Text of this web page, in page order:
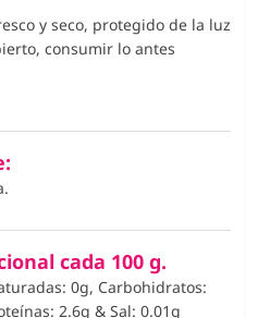
y seco, protegido de la luz
consumir lo antes
cada 100 g.
0g, Carbohidratos:
2.6g & Sal: 0.01g